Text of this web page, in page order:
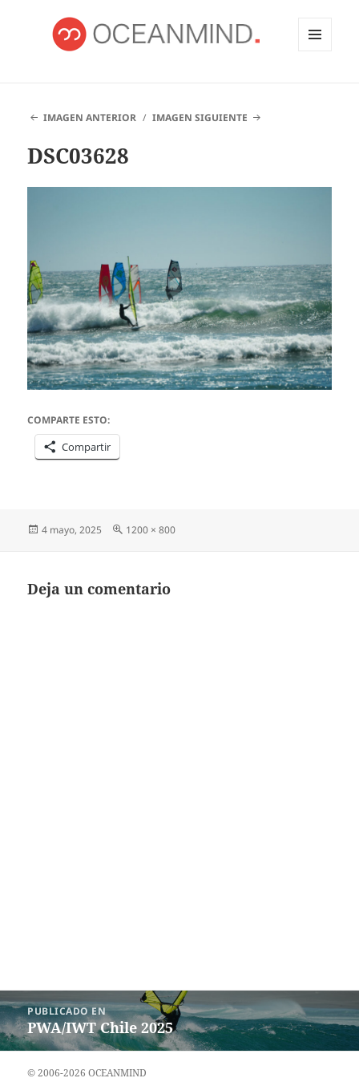
IMAGEN ANTERIOR IMAGEN SIGUIENTE
DSC03628
COMPARTE ESTO:
Compartir
Publicado
4 mayo, 2025
Tamaño
1200 × 800
Deja un comentario
Navegación
de
entradas
PUBLICADO EN
PWA/IWT Chile 2025
© 2006-2026 OCEANMIND